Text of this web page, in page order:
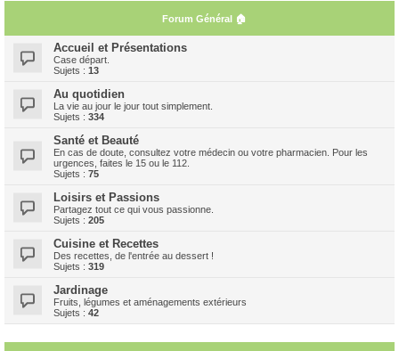
Forum Général 🏠
Accueil et Présentations
Case départ.
Sujets : 13
Au quotidien
La vie au jour le jour tout simplement.
Sujets : 334
Santé et Beauté
En cas de doute, consultez votre médecin ou votre pharmacien. Pour les
urgences, faites le 15 ou le 112.
Sujets : 75
Loisirs et Passions
Partagez tout ce qui vous passionne.
Sujets : 205
Cuisine et Recettes
Des recettes, de l'entrée au dessert !
Sujets : 319
Jardinage
Fruits, légumes et aménagements extérieurs
Sujets : 42